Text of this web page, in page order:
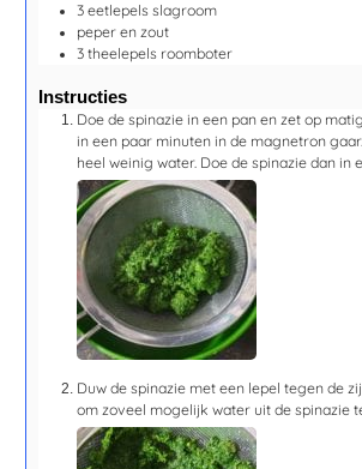
3 eetlepels slagroom
peper en zout
3 theelepels roomboter
Instructies
Doe de spinazie in een pan en zet op
in een paar minuten in de magnetron
heel weinig water. Doe de spinazie dan in
Duw de spinazie met een lepel tegen de
om zoveel mogelijk water uit de spinazie